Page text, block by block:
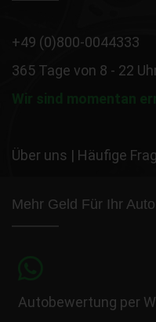
+49 (0)800-0044333
365 Tage von 8 - 22
Wir sind momentan
Über uns | Häufige
Mehr Geld Für Ihr Auto
Autobewertung per